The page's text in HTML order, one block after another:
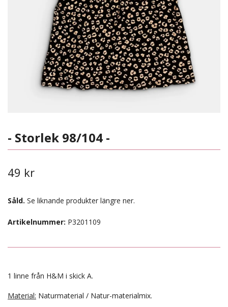
- Storlek 98/104 -
49 kr
Såld. Se liknande produkter längre ner.
Artikelnummer: P3201109
1 linne från H&M i skick A.
Material: Naturmaterial / Natur-materialmix.